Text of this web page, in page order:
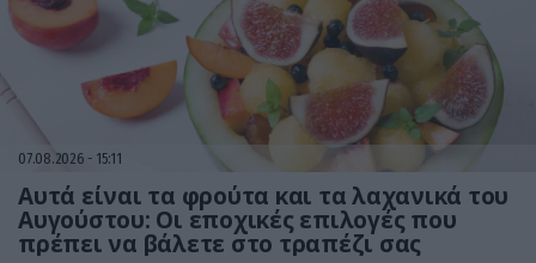
07.08.2026 15:11
Αυτά είναι τα φρούτα και τα λαχανικά του
Αυγούστου: Οι εποχικές επιλογές που
πρέπει να βάλετε στο τραπέζι σας